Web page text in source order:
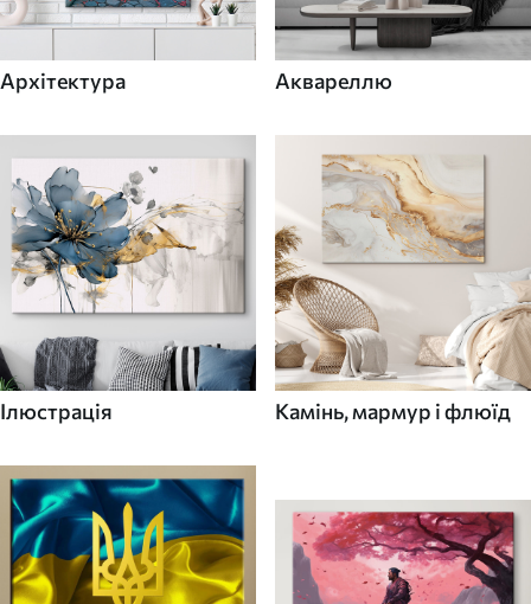
Архітектура Аквареллю
Ілюстрація Камінь, мармур і флюїд